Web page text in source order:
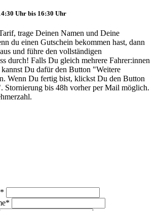
Uhr bis 16:30 Uhr
trage Deinen Namen und Deine
du einen Gutschein bekommen hast, dann
und führe den vollständigen
durch! Falls Du gleich mehrere Fahrer:innen
kannst Du dafür den Button "Weitere
Wenn Du fertig bist, klickst Du den Button
Stornierung bis 48h vorher per Mail möglich.
*
*